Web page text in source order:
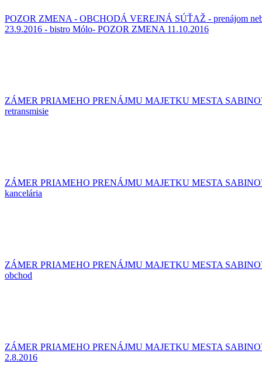
POZOR ZMENA - OBCHODÁ VEREJNÁ SÚŤAŽ - prenájom
23.9.2016 - bistro Mólo- POZOR ZMENA 11.10.2016
ZÁMER PRIAMEHO PRENÁJMU MAJETKU MESTA
retransmisie
ZÁMER PRIAMEHO PRENÁJMU MAJETKU MESTA
kancelária
ZÁMER PRIAMEHO PRENÁJMU MAJETKU MESTA
obchod
ZÁMER PRIAMEHO PRENÁJMU MAJETKU MESTA
2.8.2016